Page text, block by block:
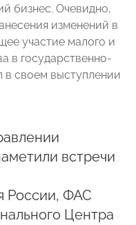
бизнес. Очевидно,
изменений в
участие малого и
в государственно-
в своем выступлении
встречи
России, ФАС
Центра